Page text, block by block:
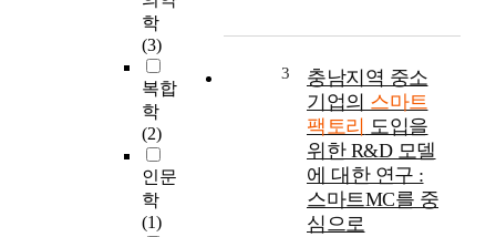
학
(3)
복합
학
(2)
인문
학
(1)
3
충남지역 중소
기업의 스마트
팩토리 도입을
위한 R&D 모델
에 대한 연구 :
스마트MC를 중
심으로